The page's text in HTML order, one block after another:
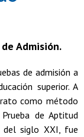
Admisión.
de admisión a
superior. A
como método
de Aptitud
del siglo XXI, fue